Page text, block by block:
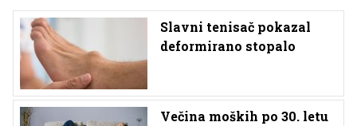
Slavni tenisač pokazal
deformirano stopalo
Večina moških po 30. letu